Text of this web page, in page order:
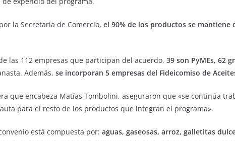
la Secretaría de Comercio, el 90% de los productos se mantiene
las 112 empresas que participan del acuerdo, 39 son PyMEs, 62
Además, se incorporan 5 empresas del Fideicomiso de
que encabeza Matías Tombolini, aseguraron que «se continúa
para el resto de los productos que integran el programa».
está compuesta por: aguas, gaseosas, arroz, galletitas